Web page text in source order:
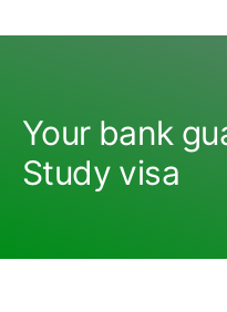
Your bank
Study visa